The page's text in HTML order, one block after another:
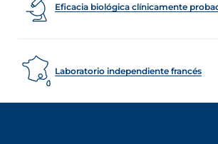
Eficacia biológica clínicamente
Laboratorio independiente francés